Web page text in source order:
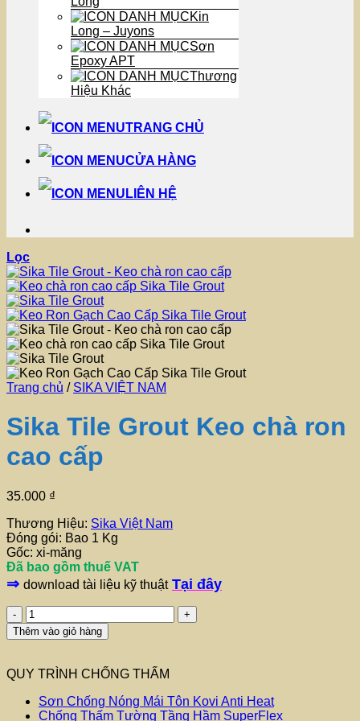
Kin
Long – Juyons
Sơn
Epoxy APT
Thương
Hiệu Khác
TRANG CHỦ
CỬA HÀNG
LIÊN HỆ
Lọc
Trang chủ / SIKA VIỆT NAM
Sika Tile Grout Keo chà ron
cao cấp
35.000 ₫
Thương Hiệu: Sika Việt Nam
Đóng gói: Bao 1 Kg
Gốc: xi-măng
Đã bao gồm thuế VAT
⇒ download tài liệu kỹ thuật Tại đây
Sika
Tile
Grout
chà
cao
cấp
Thêm vào giỏ hàng
QUY TRÌNH CHỐNG THẤM
Sơn Chống Nóng Mái Tôn Kovi Anti Heat
Chống Thấm Tường Tầng Hầm SuperFlex